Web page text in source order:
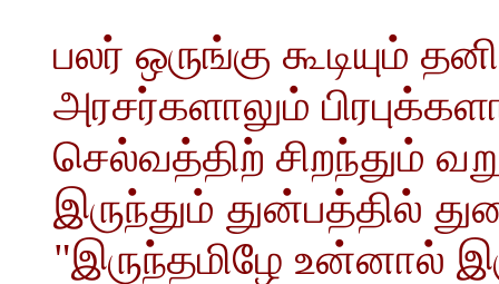
பலர் ஒருங்கு கூடியும்
அரசர்களாலும்
செல்வத்திற் சிறந்தும்
இருந்தும் துன்பத்தில்
"இருந்தமிழே உன்னால்